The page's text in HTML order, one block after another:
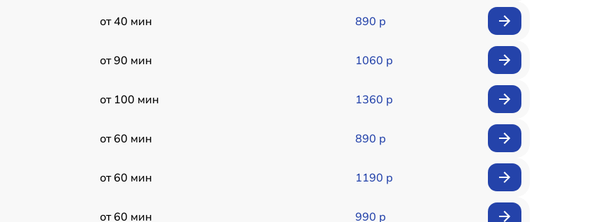
от 40 мин 890 р
от 90 мин 1060 р
от 100 мин 1360 р
от 60 мин 890 р
от 60 мин 1190 р
от 60 мин 990 р